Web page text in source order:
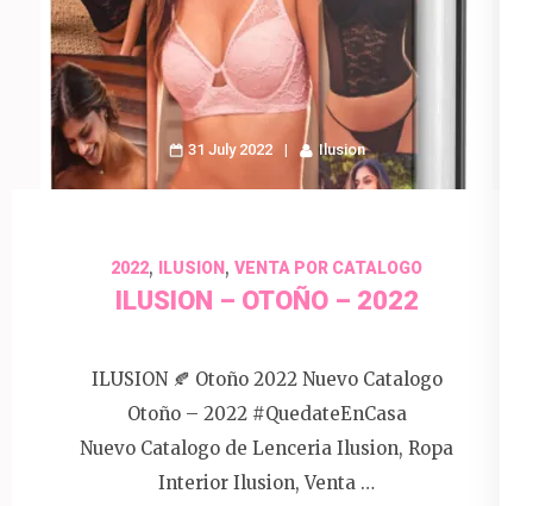
31 July 2022 Ilusion
2022, ILUSION , VENTA POR CATALOGO
ILUSION – OTOÑO – 2022
ILUSION 🍂 Otoño 2022 Nuevo Catalogo
Otoño – 2022 #QuedateEnCasa
Nuevo Catalogo de Lenceria Ilusion, Ropa
Interior Ilusion, Venta …